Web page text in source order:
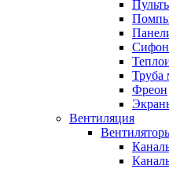
Труба
Фреон
Вентиляция